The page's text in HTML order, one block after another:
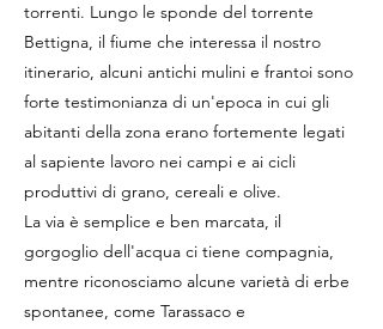
torrenti. Lungo le sponde del torrente
Bettigna, il fiume che interessa il nostro
itinerario, alcuni antichi mulini e frantoi sono
forte testimonianza di un'epoca in cui gli
abitanti della zona erano fortemente legati
al sapiente lavoro nei campi e ai cicli
produttivi di grano, cereali e olive.
La via è semplice e ben marcata, il
gorgoglio dell'acqua ci tiene compagnia,
mentre riconosciamo alcune varietà di erbe
spontanee, come Tarassaco e